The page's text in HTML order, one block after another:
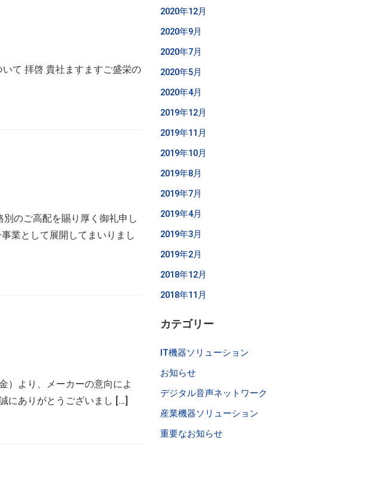
て 拝啓 貴社ますますご盛栄の
のご高配を賜り厚く御礼申し
業として展開してまいりまし
）より、メーカーの意向によ
にありがとうございまし […]
2020年12月
2020年9月
2020年7月
2020年5月
2020年4月
2019年12月
2019年11月
2019年10月
2019年8月
2019年7月
2019年4月
2019年3月
2019年2月
2018年12月
2018年11月
カテゴリー
IT機器ソリューション
お知らせ
デジタル音声ネットワーク
産業機器ソリューション
重要なお知らせ